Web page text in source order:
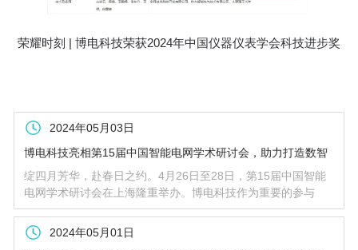
荣耀时刻 | 博电科技荣获2024年中国仪器仪表学会科技进步奖
2024年05月03日
博电科技亮相第15届中国智能电网学术研讨会，助力打造数智
化坚强电网
绽四月芳华，赴春日之约。4月26日至28日，第15届中国智能
电网学术研讨会在上海隆重举办。博电科技作为重要的参与
者，在此次会议上展示了在智能变电站检测领域的最新成果，
与行业专家共聚一堂，共同推动行业发展迈向新台阶。
2024年05月01日